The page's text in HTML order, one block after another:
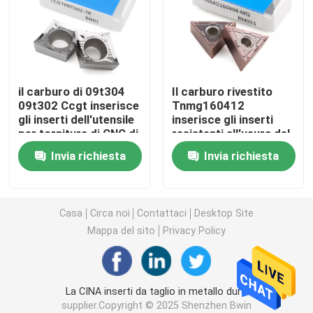
Inserti in metallo duro per tornitura
Fresa in metallo duro
Fresa piatta
Fresa a testa sferica in metallo duro
Fresa frontale con raggio d'angolo
Fresa in alluminio
il carburo di 09t304
09t302 Ccgt inserisce
gli inserti dell'utensile
per tornitura di CNC di
alta durevolezza
Invia richiesta
Il carburo rivestito
Tnmg160412
inserisce gli inserti
resistenti all'usura del
carburo del tornio del
metalloInvia richiesta
Casa Circa noi Contattaci
Desktop Site
Mappa del sito
Privacy Policy
La CINA inserti da taglio in metallo duro
supplier.Copyright © 2025 Shenzhen Bwin